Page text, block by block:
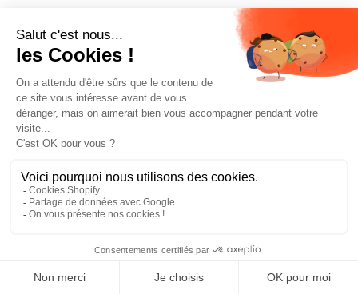
POUR VOUS CONSEILLER
MONTAGE DES